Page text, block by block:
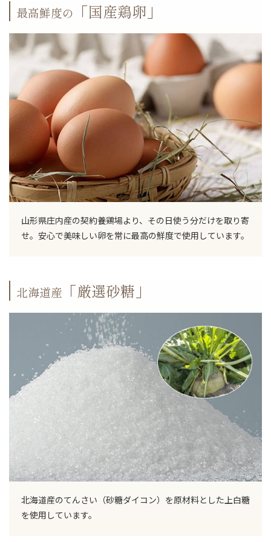
最高鮮度の 「国産鶏卵」
山形県庄内産の契約養鶏場より、その日使う分だけを取り寄
せ。安心で美味しい卵を常に最高の鮮度で使用しています。
北海道産 「厳選砂糖」
北海道産のてんさい（砂糖ダイコン）を原材料とした上白糖
を使用しています。